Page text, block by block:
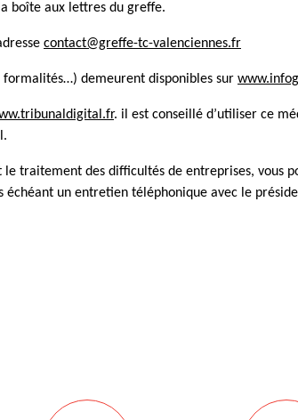
boîte aux lettres du greffe.
contact@greffe-tc-valenciennes.fr
formalités…) demeurent disponibles sur
. il est conseillé d’utiliser ce
traitement des difficultés de entreprises, vous
échéant un entretien téléphonique avec le